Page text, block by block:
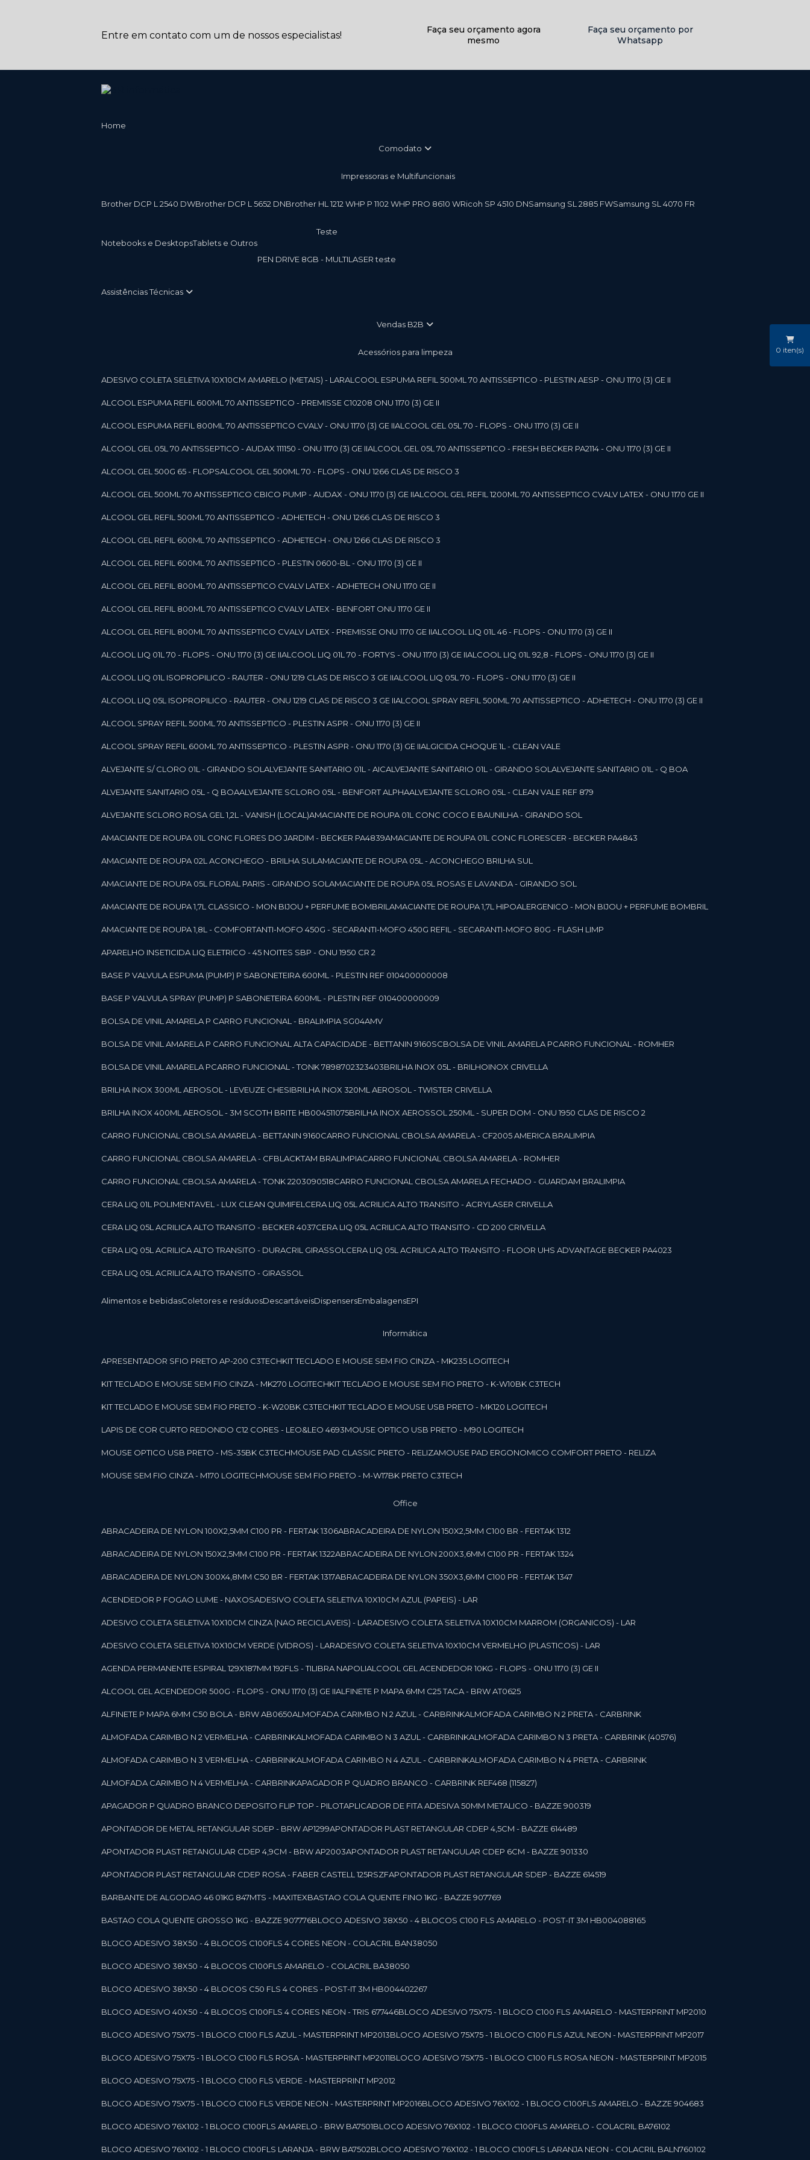
Entre em contato com um de nossos especialistas!
Faça seu orçamento agora
mesmo
Faça seu orçamento por
Whatsapp
Home
Comodato
Impressoras e Multifuncionais
Brother DCP L 2540 DW Brother DCP L 5652 DN Brother HL 1212 W HP P 1102 W HP PRO 8610 W Ricoh SP 4510 DN Samsung SL 2885 FW Samsung SL 4070 FR
Notebooks e Desktops Tablets e Outros
teste
PEN DRIVE 8GB - MULTILASER teste
Assistências Técnicas
vendas B2B
Acessórios para limpeza
ADESIVO COLETA SELETIVA 10X10CM AMARELO (METAIS) - LAR ALCOOL ESPUMA REFIL 500ML 70 ANTISSEPTICO - PLESTIN AESP - ONU 1170 (3) GE II
ALCOOL ESPUMA REFIL 600ML 70 ANTISSEPTICO - PREMISSE C10208 ONU 1170 (3) GE II
ALCOOL ESPUMA REFIL 800ML 70 ANTISSEPTICO CVALV - ONU 1170 (3) GE II ALCOOL GEL 05L 70 - FLOPS - ONU 1170 (3) GE II
ALCOOL GEL 05L 70 ANTISSEPTICO - AUDAX 111150 - ONU 1170 (3) GE II ALCOOL GEL 05L 70 ANTISSEPTICO - FRESH BECKER PA2114 - ONU 1170 (3) GE II
ALCOOL GEL 500G 65 - FLOPS ALCOOL GEL 500ML 70 - FLOPS - ONU 1266 CLAS DE RISCO 3
ALCOOL GEL 500ML 70 ANTISSEPTICO CBICO PUMP - AUDAX - ONU 1170 (3) GE II ALCOOL GEL REFIL 1200ML 70 ANTISSEPTICO CVALV LATEX - ONU 1170 GE II
ALCOOL GEL REFIL 500ML 70 ANTISSEPTICO - ADHETECH - ONU 1266 CLAS DE RISCO 3
ALCOOL GEL REFIL 600ML 70 ANTISSEPTICO - ADHETECH - ONU 1266 CLAS DE RISCO 3
ALCOOL GEL REFIL 600ML 70 ANTISSEPTICO - PLESTIN 0600-BL - ONU 1170 (3) GE II
ALCOOL GEL REFIL 800ML 70 ANTISSEPTICO CVALV LATEX - ADHETECH ONU 1170 GE II
ALCOOL GEL REFIL 800ML 70 ANTISSEPTICO CVALV LATEX - BENFORT ONU 1170 GE II
ALCOOL GEL REFIL 800ML 70 ANTISSEPTICO CVALV LATEX - PREMISSE ONU 1170 GE II ALCOOL LIQ 01L 46 - FLOPS - ONU 1170 (3) GE II
ALCOOL LIQ 01L 70 - FLOPS - ONU 1170 (3) GE II ALCOOL LIQ 01L 70 - FORTYS - ONU 1170 (3) GE II ALCOOL LIQ 01L 92,8 - FLOPS - ONU 1170 (3) GE II
ALCOOL LIQ 01L ISOPROPILICO - RAUTER - ONU 1219 CLAS DE RISCO 3 GE II ALCOOL LIQ 05L 70 - FLOPS - ONU 1170 (3) GE II
ALCOOL LIQ 05L ISOPROPILICO - RAUTER - ONU 1219 CLAS DE RISCO 3 GE II ALCOOL SPRAY REFIL 500ML 70 ANTISSEPTICO - ADHETECH - ONU 1170 (3) GE II
ALCOOL SPRAY REFIL 500ML 70 ANTISSEPTICO - PLESTIN ASPR - ONU 1170 (3) GE II
ALCOOL SPRAY REFIL 600ML 70 ANTISSEPTICO - PLESTIN ASPR - ONU 1170 (3) GE II ALGICIDA CHOQUE 1L - CLEAN VALE
ALVEJANTE S/ CLORO 01L - GIRANDO SOL ALVEJANTE SANITARIO 01L - AIC ALVEJANTE SANITARIO 01L - GIRANDO SOL ALVEJANTE SANITARIO 01L - Q BOA
ALVEJANTE SANITARIO 05L - Q BOA ALVEJANTE SCLORO 05L - BENFORT ALPHA ALVEJANTE SCLORO 05L - CLEAN VALE REF 879
ALVEJANTE SCLORO ROSA GEL 1,2L - VANISH (LOCAL) AMACIANTE DE ROUPA 01L CONC COCO E BAUNILHA - GIRANDO SOL
AMACIANTE DE ROUPA 01L CONC FLORES DO JARDIM - BECKER PA4839 AMACIANTE DE ROUPA 01L CONC FLORESCER - BECKER PA4843
AMACIANTE DE ROUPA 02L ACONCHEGO - BRILHA SUL AMACIANTE DE ROUPA 05L - ACONCHEGO BRILHA SUL
AMACIANTE DE ROUPA 05L FLORAL PARIS - GIRANDO SOL AMACIANTE DE ROUPA 05L ROSAS E LAVANDA - GIRANDO SOL
AMACIANTE DE ROUPA 1,7L CLASSICO - MON BIJOU + PERFUME BOMBRIL AMACIANTE DE ROUPA 1,7L HIPOALERGENICO - MON BIJOU + PERFUME BOMBRIL
AMACIANTE DE ROUPA 1,8L - COMFORT ANTI-MOFO 450G - SECAR ANTI-MOFO 450G REFIL - SECAR ANTI-MOFO 80G - FLASH LIMP
APARELHO INSETICIDA LIQ ELETRICO - 45 NOITES SBP - ONU 1950 CR 2
BASE P VALVULA ESPUMA (PUMP) P SABONETEIRA 600ML - PLESTIN REF 010400000008
BASE P VALVULA SPRAY (PUMP) P SABONETEIRA 600ML - PLESTIN REF 010400000009
BOLSA DE VINIL AMARELA P CARRO FUNCIONAL - BRALIMPIA SG04AMV
BOLSA DE VINIL AMARELA P CARRO FUNCIONAL ALTA CAPACIDADE - BETTANIN 9160SC BOLSA DE VINIL AMARELA PCARRO FUNCIONAL - ROMHER
BOLSA DE VINIL AMARELA PCARRO FUNCIONAL - TONK 7898702323403 BRILHA INOX 05L - BRILHOINOX CRIVELLA
BRILHA INOX 300ML AEROSOL - LEVEUZE CHESI BRILHA INOX 320ML AEROSOL - TWISTER CRIVELLA
BRILHA INOX 400ML AEROSOL - 3M SCOTH BRITE HB004511075 BRILHA INOX AEROSSOL 250ML - SUPER DOM - ONU 1950 CLAS DE RISCO 2
CARRO FUNCIONAL CBOLSA AMARELA - BETTANIN 9160 CARRO FUNCIONAL CBOLSA AMARELA - CF2005 AMERICA BRALIMPIA
CARRO FUNCIONAL CBOLSA AMARELA - CFBLACKTAM BRALIMPIA CARRO FUNCIONAL CBOLSA AMARELA - ROMHER
CARRO FUNCIONAL CBOLSA AMARELA - TONK 2203090518 CARRO FUNCIONAL CBOLSA AMARELA FECHADO - GUARDAM BRALIMPIA
CERA LIQ 01L POLIMENTAVEL - LUX CLEAN QUIMIFEL CERA LIQ 05L ACRILICA ALTO TRANSITO - ACRYLASER CRIVELLA
CERA LIQ 05L ACRILICA ALTO TRANSITO - BECKER 4037 CERA LIQ 05L ACRILICA ALTO TRANSITO - CD 200 CRIVELLA
CERA LIQ 05L ACRILICA ALTO TRANSITO - DURACRIL GIRASSOL CERA LIQ 05L ACRILICA ALTO TRANSITO - FLOOR UHS ADVANTAGE BECKER PA4023
CERA LIQ 05L ACRILICA ALTO TRANSITO - GIRASSOL
Alimentos e bebidas Coletores e resíduos Descartáveis Dispensers Embalagens EPI
Informática
APRESENTADOR SFIO PRETO AP-200 C3TECH KIT TECLADO E MOUSE SEM FIO CINZA - MK235 LOGITECH
KIT TECLADO E MOUSE SEM FIO CINZA - MK270 LOGITECH KIT TECLADO E MOUSE SEM FIO PRETO - K-W10BK C3TECH
KIT TECLADO E MOUSE SEM FIO PRETO - K-W20BK C3TECH KIT TECLADO E MOUSE USB PRETO - MK120 LOGITECH
LAPIS DE COR CURTO REDONDO C12 CORES - LEO&LEO 4693 MOUSE OPTICO USB PRETO - M90 LOGITECH
MOUSE OPTICO USB PRETO - MS-35BK C3TECH MOUSE PAD CLASSIC PRETO - RELIZA MOUSE PAD ERGONOMICO COMFORT PRETO - RELIZA
MOUSE SEM FIO CINZA - M170 LOGITECH MOUSE SEM FIO PRETO - M-W17BK PRETO C3TECH
Office
ABRACADEIRA DE NYLON 100X2,5MM C100 PR - FERTAK 1306 ABRACADEIRA DE NYLON 150X2,5MM C100 BR - FERTAK 1312
ABRACADEIRA DE NYLON 150X2,5MM C100 PR - FERTAK 1322 ABRACADEIRA DE NYLON 200X3,6MM C100 PR - FERTAK 1324
ABRACADEIRA DE NYLON 300X4,8MM C50 BR - FERTAK 1317 ABRACADEIRA DE NYLON 350X3,6MM C100 PR - FERTAK 1347
ACENDEDOR P FOGAO LUME - NAXOS ADESIVO COLETA SELETIVA 10X10CM AZUL (PAPEIS) - LAR
ADESIVO COLETA SELETIVA 10X10CM CINZA (NAO RECICLAVEIS) - LAR ADESIVO COLETA SELETIVA 10X10CM MARROM (ORGANICOS) - LAR
ADESIVO COLETA SELETIVA 10X10CM VERDE (VIDROS) - LAR ADESIVO COLETA SELETIVA 10X10CM VERMELHO (PLASTICOS) - LAR
AGENDA PERMANENTE ESPIRAL 129X187MM 192FLS - TILIBRA NAPOLI ALCOOL GEL ACENDEDOR 10KG - FLOPS - ONU 1170 (3) GE II
ALCOOL GEL ACENDEDOR 500G - FLOPS - ONU 1170 (3) GE II ALFINETE P MAPA 6MM C25 TACA - BRW AT0625
ALFINETE P MAPA 6MM C50 BOLA - BRW AB0650 ALMOFADA CARIMBO N 2 AZUL - CARBRINK ALMOFADA CARIMBO N 2 PRETA - CARBRINK
ALMOFADA CARIMBO N 2 VERMELHA - CARBRINK ALMOFADA CARIMBO N 3 AZUL - CARBRINK ALMOFADA CARIMBO N 3 PRETA - CARBRINK (40576)
ALMOFADA CARIMBO N 3 VERMELHA - CARBRINK ALMOFADA CARIMBO N 4 AZUL - CARBRINK ALMOFADA CARIMBO N 4 PRETA - CARBRINK
ALMOFADA CARIMBO N 4 VERMELHA - CARBRINK APAGADOR P QUADRO BRANCO - CARBRINK REF468 (115827)
APAGADOR P QUADRO BRANCO DEPOSITO FLIP TOP - PILOT APLICADOR DE FITA ADESIVA 50MM METALICO - BAZZE 900319
APONTADOR DE METAL RETANGULAR SDEP - BRW AP1299 APONTADOR PLAST RETANGULAR CDEP 4,5CM - BAZZE 614489
APONTADOR PLAST RETANGULAR CDEP 4,9CM - BRW AP2003 APONTADOR PLAST RETANGULAR CDEP 6CM - BAZZE 901330
APONTADOR PLAST RETANGULAR CDEP ROSA - FABER CASTELL 125RSZF APONTADOR PLAST RETANGULAR SDEP - BAZZE 614519
BARBANTE DE ALGODAO 46 01KG 847MTS - MAXITEX BASTAO COLA QUENTE FINO 1KG - BAZZE 907769
BASTAO COLA QUENTE GROSSO 1KG - BAZZE 907776 BLOCO ADESIVO 38X50 - 4 BLOCOS C100 FLS AMARELO - POST-IT 3M HB004088165
BLOCO ADESIVO 38X50 - 4 BLOCOS C100FLS 4 CORES NEON - COLACRIL BAN38050
BLOCO ADESIVO 38X50 - 4 BLOCOS C100FLS AMARELO - COLACRIL BA38050
BLOCO ADESIVO 38X50 - 4 BLOCOS C50 FLS 4 CORES - POST-IT 3M HB004402267
BLOCO ADESIVO 40X50 - 4 BLOCOS C100FLS 4 CORES NEON - TRIS 677446 BLOCO ADESIVO 75X75 - 1 BLOCO C100 FLS AMARELO - MASTERPRINT MP2010
BLOCO ADESIVO 75X75 - 1 BLOCO C100 FLS AZUL - MASTERPRINT MP2013 BLOCO ADESIVO 75X75 - 1 BLOCO C100 FLS AZUL NEON - MASTERPRINT MP2017
BLOCO ADESIVO 75X75 - 1 BLOCO C100 FLS ROSA - MASTERPRINT MP2011 BLOCO ADESIVO 75X75 - 1 BLOCO C100 FLS ROSA NEON - MASTERPRINT MP2015
BLOCO ADESIVO 75X75 - 1 BLOCO C100 FLS VERDE - MASTERPRINT MP2012
BLOCO ADESIVO 75X75 - 1 BLOCO C100 FLS VERDE NEON - MASTERPRINT MP2016 BLOCO ADESIVO 76X102 - 1 BLOCO C100FLS AMARELO - BAZZE 904683
BLOCO ADESIVO 76X102 - 1 BLOCO C100FLS AMARELO - BRW BA7501 BLOCO ADESIVO 76X102 - 1 BLOCO C100FLS AMARELO - COLACRIL BA76102
BLOCO ADESIVO 76X102 - 1 BLOCO C100FLS LARANJA - BRW BA7502 BLOCO ADESIVO 76X102 - 1 BLOCO C100FLS LARANJA NEON - COLACRIL BALN760102
0 iten(s)